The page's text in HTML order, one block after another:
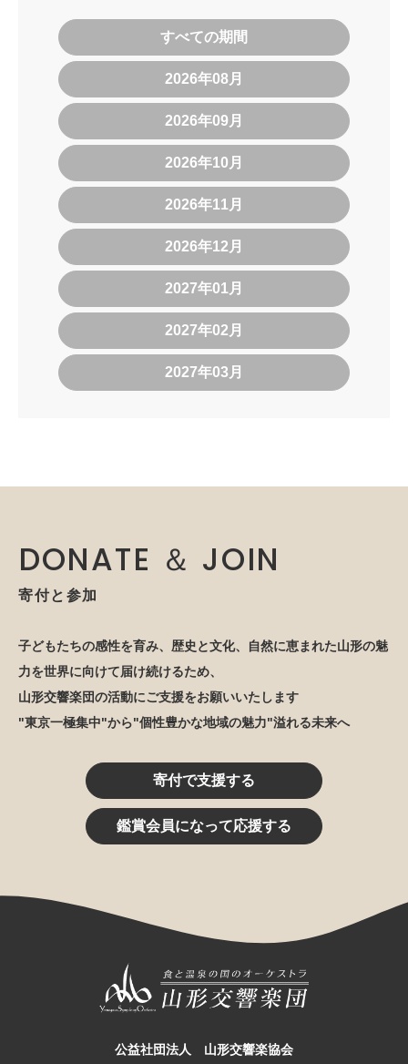
すべての期間
2026年08月
2026年09月
2026年10月
2026年11月
2026年12月
2027年01月
2027年02月
2027年03月
DONATE ＆ JOIN
寄付と参加
子どもたちの感性を育み、歴史と文化、自然に恵まれた山形の魅
力を世界に向けて届け続けるため、
山形交響楽団の活動にご支援をお願いいたします
"東京一極集中"から"個性豊かな地域の魅力"溢れる未来へ
寄付で支援する
鑑賞会員になって応援する
公益社団法人 山形交響楽協会